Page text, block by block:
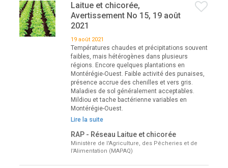
Laitue et chicorée,
Avertissement No 15, 19 août
2021
19 août 2021
Températures chaudes et précipitations souvent
faibles, mais hétérogènes dans plusieurs
régions. Encore quelques plantations en
Montérégie-Ouest. Faible activité des punaises,
présence accrue des chenilles et vers gris.
Maladies de sol généralement acceptables.
Mildiou et tache bactérienne variables en
Montérégie-Ouest.
Lire la suite
RAP - Réseau Laitue et chicorée
Ministère de l'Agriculture, des Pêcheries et de
l'Alimentation (MAPAQ)